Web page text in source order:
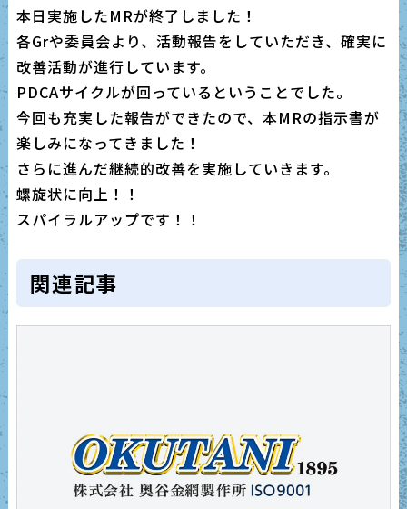
本日実施したMRが終了しました！
各Grや委員会より、活動報告をしていただき、確実に
改善活動が進行しています。
PDCAサイクルが回っているということでした。
今回も充実した報告ができたので、本MRの指示書が
楽しみになってきました！
さらに進んだ継続的改善を実施していきます。
螺旋状に向上！！
スパイラルアップです！！
関連記事